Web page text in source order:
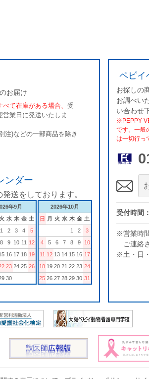
お届け
て在庫がある場合、 受
営業日に発送いたしま
注)などの一部商品を除き
ンダー
送をしております。
年9月
火 水 木 金 土
1
2 3 4
5
8 9 10 11 12
16 17 18 19
23 24 25 26
30
2026年10月
日 月 火 水 木 金 土
1
2
3
4
5 6 7 8 9
10
11 12 13 14 15 16 17
18 19 20 21 22 23 24
25 26 27 28 29 30 31
ペピイ
お探しの
お調べい
い合わせ
※PEPPY
です。一般
は一切行っ
受付時間
※営業時
ご連絡
※土・日